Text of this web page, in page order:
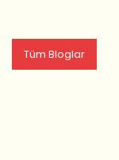
Tüm Bloglar